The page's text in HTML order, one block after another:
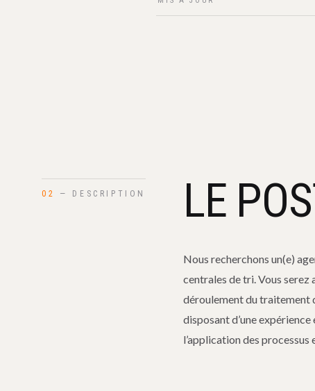
02 — DESCRIPTION LE
Nous recherchons un(e)
centrales de tri. Vous
déroulement du traitement
disposant d’une
l’application des